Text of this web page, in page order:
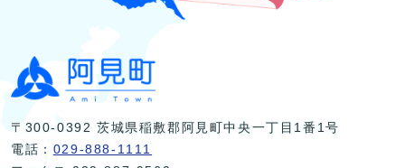
〒300-0392 茨城県稲敷郡阿見町中央一丁目1番1号
電話： 029-888-1111